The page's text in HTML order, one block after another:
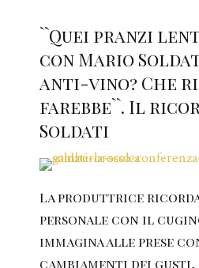
``Quei pranzi
con Mario
anti-vino? Che
farebbe``. Il
Soldati
La produttrice
personale con il
immagina alle prese
cambiamenti dei gusti,